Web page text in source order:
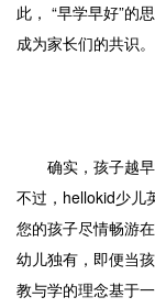
此， “早学早好”的
成为家长们的共识。
确实，孩子越早“
不过，hellokid少儿
您的孩子尽情畅游
幼儿独有，即便当
教与学的理念基于